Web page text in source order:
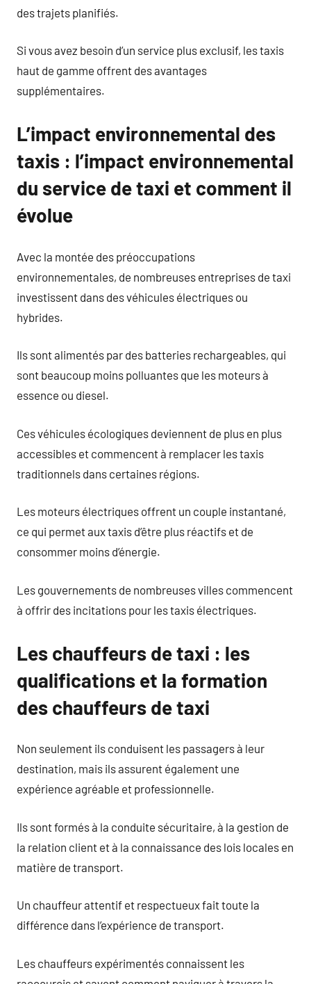
des trajets planifiés.
Si vous avez besoin d’un service plus exclusif, les taxis
haut de gamme offrent des avantages
supplémentaires.
L’impact environnemental des
taxis : l’impact environnemental
du service de taxi et comment il
évolue
Avec la montée des préoccupations
environnementales, de nombreuses entreprises de taxi
investissent dans des véhicules électriques ou
hybrides.
Ils sont alimentés par des batteries rechargeables, qui
sont beaucoup moins polluantes que les moteurs à
essence ou diesel.
Ces véhicules écologiques deviennent de plus en plus
accessibles et commencent à remplacer les taxis
traditionnels dans certaines régions.
Les moteurs électriques offrent un couple instantané,
ce qui permet aux taxis d’être plus réactifs et de
consommer moins d’énergie.
Les gouvernements de nombreuses villes commencent
à offrir des incitations pour les taxis électriques.
Les chauffeurs de taxi : les
qualifications et la formation
des chauffeurs de taxi
Non seulement ils conduisent les passagers à leur
destination, mais ils assurent également une
expérience agréable et professionnelle.
Ils sont formés à la conduite sécuritaire, à la gestion de
la relation client et à la connaissance des lois locales en
matière de transport.
Un chauffeur attentif et respectueux fait toute la
différence dans l’expérience de transport.
Les chauffeurs expérimentés connaissent les